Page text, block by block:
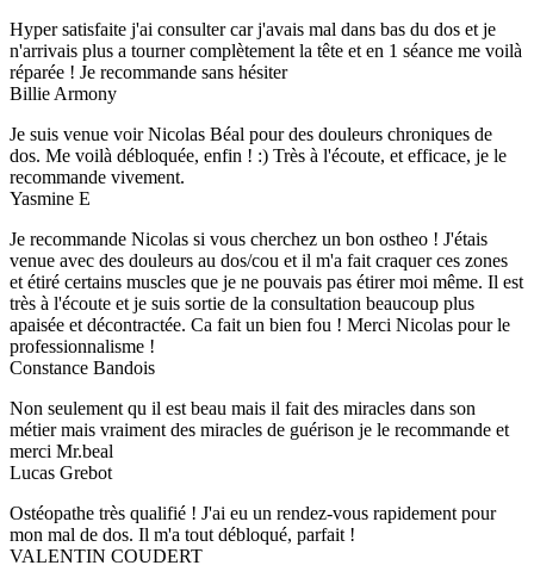
Hyper satisfaite j'ai consulter car j'avais mal dans bas du dos et je
n'arrivais plus a tourner complètement la tête et en 1 séance me voilà
réparée ! Je recommande sans hésiter
Billie Armony
Je suis venue voir Nicolas Béal pour des douleurs chroniques de
dos. Me voilà débloquée, enfin ! :) Très à l'écoute, et efficace, je le
recommande vivement.
Yasmine E
Je recommande Nicolas si vous cherchez un bon ostheo ! J'étais
venue avec des douleurs au dos/cou et il m'a fait craquer ces zones
et étiré certains muscles que je ne pouvais pas étirer moi même. Il est
très à l'écoute et je suis sortie de la consultation beaucoup plus
apaisée et décontractée. Ca fait un bien fou ! Merci Nicolas pour le
professionnalisme !
Constance Bandois
Non seulement qu il est beau mais il fait des miracles dans son
métier mais vraiment des miracles de guérison je le recommande et
merci Mr.beal
Lucas Grebot
Ostéopathe très qualifié ! J'ai eu un rendez-vous rapidement pour
mon mal de dos. Il m'a tout débloqué, parfait !
VALENTIN COUDERT